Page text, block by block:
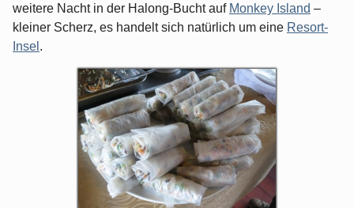
weitere Nacht in der Halong-Bucht auf Monkey Island –
kleiner Scherz, es handelt sich natürlich um eine Resort-
Insel .